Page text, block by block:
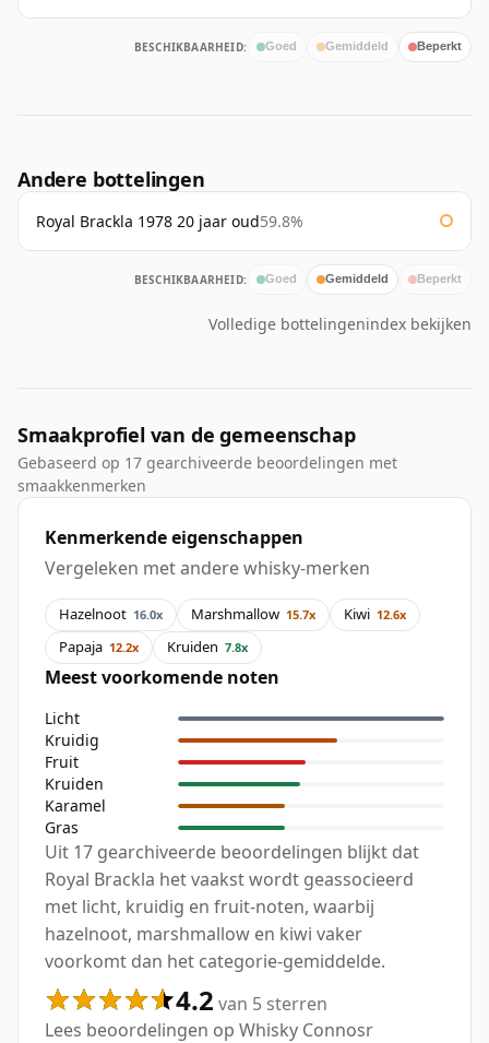
BESCHIKBAARHEID: Goed Gemiddeld Beperkt
Andere bottelingen
Royal Brackla 1978 20 jaar oud59.8%
BESCHIKBAARHEID: Goed Gemiddeld Beperkt
Volledige bottelingenindex bekijken
Smaakprofiel van de gemeenschap
Gebaseerd op 17 gearchiveerde beoordelingen met
smaakkenmerken
Kenmerkende eigenschappen
Vergeleken met andere whisky-merken
Hazelnoot 16.0x Marshmallow 15.7x Kiwi 12.6x
Papaja 12.2x Kruiden 7.8x
Meest voorkomende noten
Licht
Kruidig
Fruit
Kruiden
Karamel
Gras
Uit 17 gearchiveerde beoordelingen blijkt dat
Royal Brackla het vaakst wordt geassocieerd
met licht, kruidig en fruit-noten, waarbij
hazelnoot, marshmallow en kiwi vaker
voorkomt dan het categorie-gemiddelde.
4.2 van 5 sterren
Lees beoordelingen op Whisky Connosr